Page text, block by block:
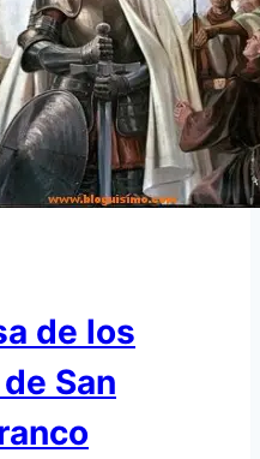
de los
San